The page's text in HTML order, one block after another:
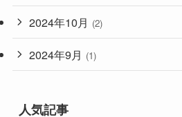
2024年10月 (2)
2024年9月 (1)
人気記事